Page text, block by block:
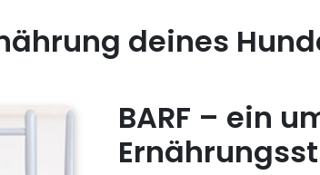
deines
BARF – ein